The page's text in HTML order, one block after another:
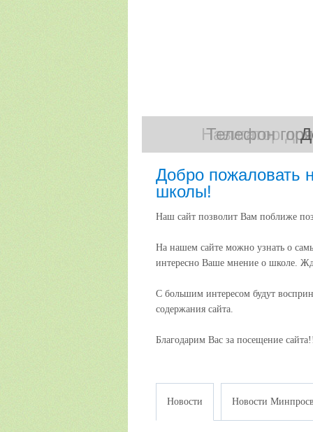
Навигатор
Телефон
Добро пожаловать
школы!
Наш сайт позволит Вам поближе
На нашем сайте можно узнать о
интересно Ваше мнение о школе.
С большим интересом будут
содержания сайта.
Благодарим Вас за посещение
Новости Новости